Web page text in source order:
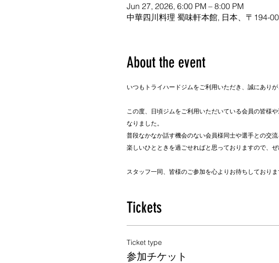
Jun 27, 2026, 6:00 PM – 8:00 PM
中華四川料理 蜀味軒本館, 日本、〒194-
About the event
いつもトライハードジムをご利用いただき、誠にありが
この度、日頃ジムをご利用いただいている会員の皆様
なりました。
普段なかなか話す機会のない会員様同士や選手との交
楽しいひとときを過ごせればと思っておりますので、ぜ
スタッフ一同、皆様のご参加を心よりお待ちしておりま
Tickets
Ticket type
参加チケット